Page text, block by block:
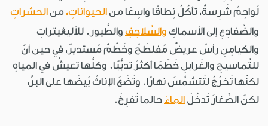
لَواحِمُ شَرِسةٌ، تأكُلُ نِطاقًا واسِعًا من الحيواناتِ، من الحشراتِ
والضَّفادِعِ إلى الأسماكِ والسَّلاحِفِ والطُّيور. للأليڠيتراتِ
والكيامِنِ رأسٌ عريضٌ مُفلطَحٌ وخَطْمٌ مُستديرٌ، في حين أنّ
للتَّماسيحِ والغَرابلِ خَطْمًا أكثرَ تدبُّبًا. وكلُّها تعيشُ في المياهِ
لكنّها تَخرُجُ لتَتشمَّسَ نهارًا. وتَضَعُ الإناثُ بَيضَها على البرِّ،
لكنّ الصِّغارَ تَدخُلُ الماءَ حالما تُفرِخُ.